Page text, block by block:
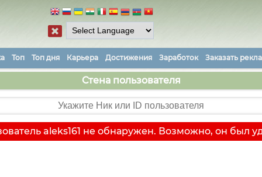
Топ Топ дня Карьера Достижения Заработок Заказать
Стена пользователя
aleks161 не обнаружен. Возможно, он был